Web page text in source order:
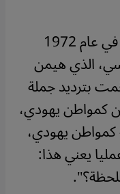
ففي مقابلة شهيرة أجريت معها في عام 1972
الذي هيمن
بترديد جملة
كمواطن يهودي،
يهودي،
يعني هذا:
".